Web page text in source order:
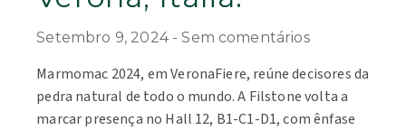
Setembro 9, 2024 Sem comentários
Marmomac 2024, em VeronaFiere, reúne decisores da
pedra natural de todo o mundo. A Filstone volta a
marcar presença no Hall 12, B1-C1-D1, com ênfase